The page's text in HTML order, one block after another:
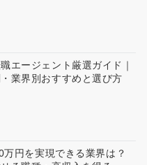
エージェント厳選ガイド｜
業界別おすすめと選び方
円を実現できる業界は？